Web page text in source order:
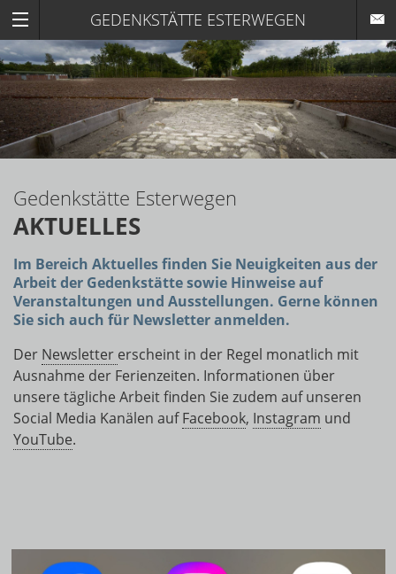
GEDENKSTÄTTE ESTERWEGEN
Gedenkstätte Esterwegen
AKTUELLES
Im Bereich Aktuelles finden Sie Neuigkeiten aus der
Arbeit der Gedenkstätte sowie Hinweise auf
Veranstaltungen und Ausstellungen. Gerne können
Sie sich auch für Newsletter anmelden.
Der Newsletter erscheint in der Regel monatlich mit
Ausnahme der Ferienzeiten. Informationen über
unsere tägliche Arbeit finden Sie zudem auf unseren
Social Media Kanälen aufFacebook, Instagram und
YouTube.